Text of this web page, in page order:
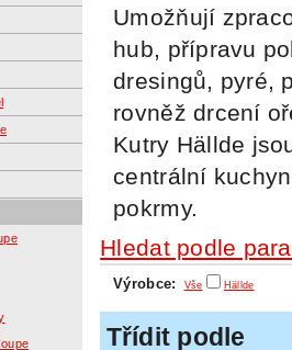
Umožňují
hub, přípravu
dresingů, pyré,
rovněž drcení
Kutry Hällde
centrální
pokrmy.
Hledat podle
Výrobce: Vše Hällde
Třídit podle